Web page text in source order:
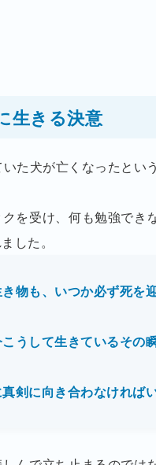
生きる決意
た犬が亡くなったとい
を受け、何も勉強で
した。
き物も、いつか必ず死を
うして生きているその
剣に向き合わなければ